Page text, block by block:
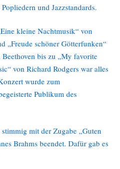
und Jazzstandards.
kleine Nachtmusik“ von
„Freude schöner Götterfunken“
bis zu „My favorite
von Richard Rodgers war alles
wurde zum
Publikum des
mit der Zugabe „Guten
Brahms beendet. Dafür gab es